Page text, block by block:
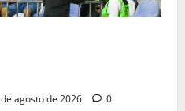
agosto de 2026 0